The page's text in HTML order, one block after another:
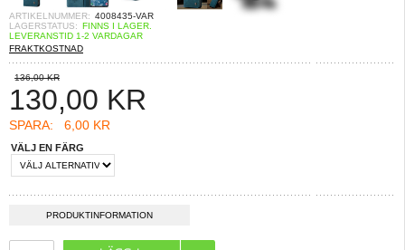
ARTIKELNUMMER: 4008435-VAR
LAGERSTATUS: FINNS I LAGER.
LEVERANSTID 1-2 VARDAGAR
FRAKTKOSTNAD
136,00 KR
130,00 KR
SPARA: 6,00 KR
VÄLJ EN FÄRG
PRODUKTINFORMATION